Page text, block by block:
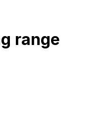
range